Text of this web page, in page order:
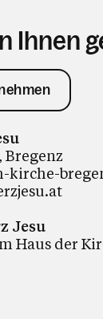
Ihnen
Bregenz
kirche-
Jesu
Haus der